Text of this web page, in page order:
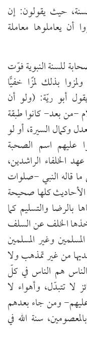
حيث يقولون: إن
أن ‌يعاملوها ‌معاملة
للسنة النبوية فوّت
بذلك لمزًا خفيًّا
أبو ريّة: (ولو أن
-من بعد- كانوا طبقة
وكمال السيرة، أو لو
عليهم اسم الصحبة
الخلفاء الراشدين،
قاله النبي -صلوات
الأحاديث كلها صحيحة
بالرضا والتسليم كما
الخلف عن السلف
وغير المسلمين
من غير تمذهب ولا
هم الناس في كلّ
لا تتبدّل، وأهواء لا
ومن جاء بعدهم
سنة الله في